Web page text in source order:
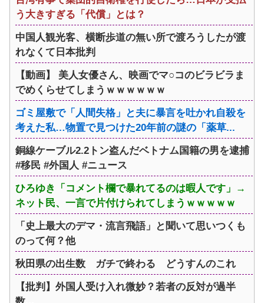
う大きすぎる「代償」とは？
中国人観光客、横断歩道の無い所で渡ろうしたが渡
れなくて日本批判
【動画】 美人女優さん、映画でマ○コのビラビラま
でめくらせてしまうｗｗｗｗｗｗ
ゴミ屋敷で「人間失格」と夫に暴言を吐かれ自殺を
考えた私…物置で見つけた20年前の謎の「薬草...
銅線ケーブル2.2トン盗んだベトナム国籍の男を逮捕
#移民 #外国人 #ニュース
ひろゆき「コメント欄で暴れてるのは暇人です」→
ネット民、一言で片付けられてしまうｗｗｗｗｗ
「史上最大のデマ・流言飛語」と聞いて思いつくも
のって何？他
秋田県の出生数 ガチで終わる どうすんのこれ
【批判】外国人受け入れ微妙？若者の反対が過半